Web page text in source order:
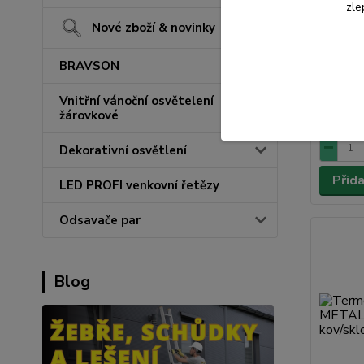
Nové zboží & novinky
BRAVSON
Vnitřní vánoční osvětelení
žárovkové
Dekorativní osvětlení
LED PROFI venkovní řetězy
Odsavače par
Blog
sklo/kov